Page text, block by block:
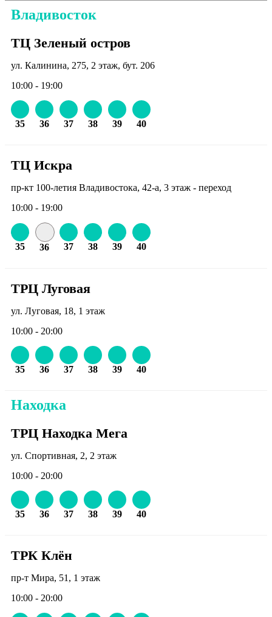
Владивосток
ТЦ Зеленый остров
ул. Калинина, 275, 2 этаж, бут. 206
10:00 - 19:00
35 36 37 38 39 40
ТЦ Искра
пр-кт 100-летия Владивостока, 42-а, 3 этаж - переход
10:00 - 19:00
35 36 37 38 39 40
ТРЦ Луговая
ул. Луговая, 18, 1 этаж
10:00 - 20:00
35 36 37 38 39 40
Находка
ТРЦ Находка Мега
ул. Спортивная, 2, 2 этаж
10:00 - 20:00
35 36 37 38 39 40
ТРК Клён
пр-т Мира, 51, 1 этаж
10:00 - 20:00